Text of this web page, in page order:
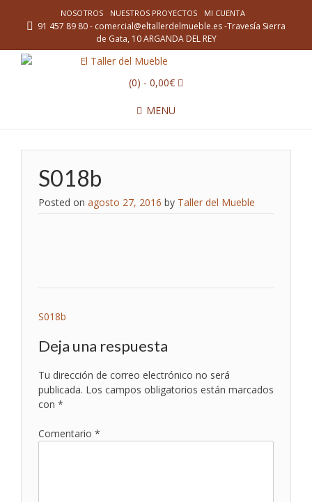
NOSOTROS NUESTROS PROYECTOS MI CUENTA
91 457 89 80 - comercial@eltallerdelmueble.es -Travesía Sierra
de Gata, 10 ARGANDA DEL REY
(0) - 0,00€
MENU
S018b
Posted on agosto 27, 2016 by Taller del Mueble
Navegación
de
entradas
S018b
Deja una respuesta
Tu dirección de correo electrónico no será
publicada. Los campos obligatorios están marcados
con *
Comentario *